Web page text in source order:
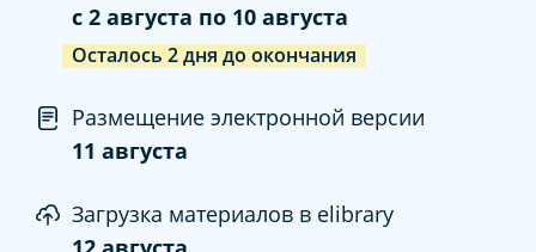
c 2 августа по 10 августа
Осталось 2дня до окончания
Размещение электронной версии
11 августа
Загрузка материалов в elibrary